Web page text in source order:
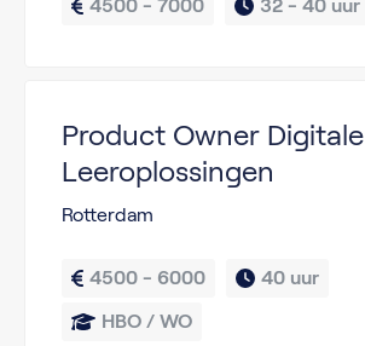
4500 - 7000 32 - 40 uur
Product Owner Digitale
Leeroplossingen
Rotterdam
4500 - 6000 40 uur
HBO / WO